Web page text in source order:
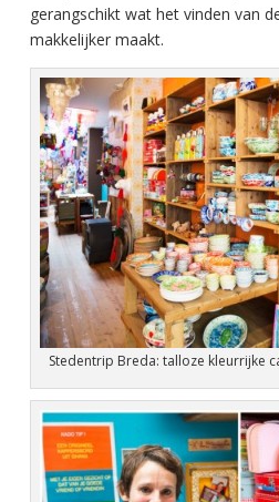
gerangschikt wat het vinden van
makkelijker maakt.
Stedentrip Breda: talloze kleurrijke